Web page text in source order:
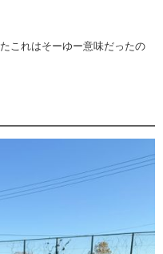
これはそーゆー意味だったの